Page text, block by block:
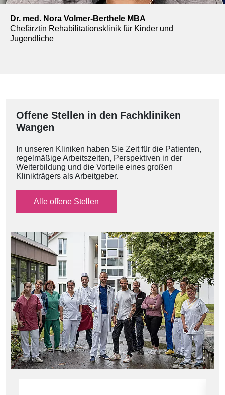
Dr. med. Nora Volmer-Berthele MBA
Chefärztin Rehabilitationsklinik für Kinder und
Jugendliche
Offene Stellen in den Fachkliniken
Wangen
In unseren Kliniken haben Sie Zeit für die Patienten,
regelmäßige Arbeitszeiten, Perspektiven in der
Weiterbildung und die Vorteile eines großen
Klinikträgers als Arbeitgeber.
Alle offene Stellen